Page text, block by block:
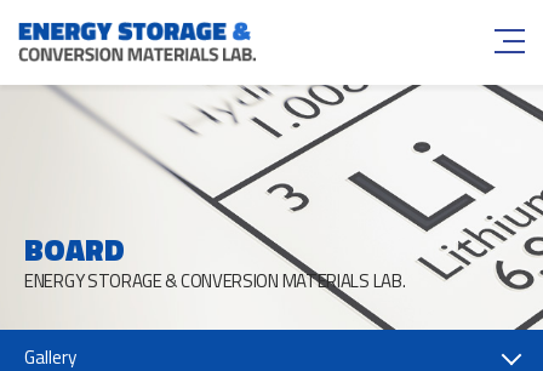
BOARD
ENERGY STORAGE & CONVERSION MATERIALS LAB.
Gallery